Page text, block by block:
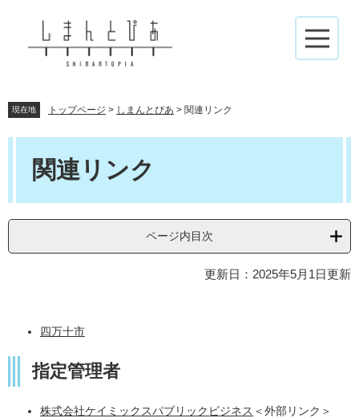
メ
ニ
現在地 トップページ > しまんとぴあ > 関連リンク
関連リンク
ページ内目次
更新日：2025年5月1日更新
四万十市
指定管理者
株式会社ケイミックスパブリックビジネス ＜外部リンク＞